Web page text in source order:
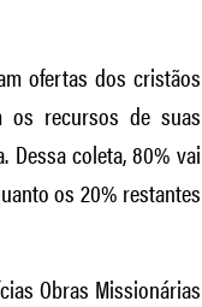
ofertas dos cristãos
os recursos de suas
Dessa coleta, 80% vai
os 20% restantes
Obras Missionárias